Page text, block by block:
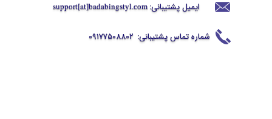
ایمیل پشتیبانی: support[at]badabingstyl.com
شماره تماس پشتیبانی: 09177508802